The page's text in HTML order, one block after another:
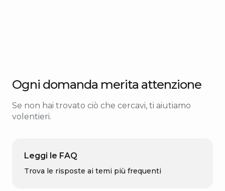
Ogni domanda merita attenzione
Se non hai trovato ciò che cercavi, ti aiutiamo
volentieri.
Leggi le FAQ
Trova le risposte ai temi più frequenti